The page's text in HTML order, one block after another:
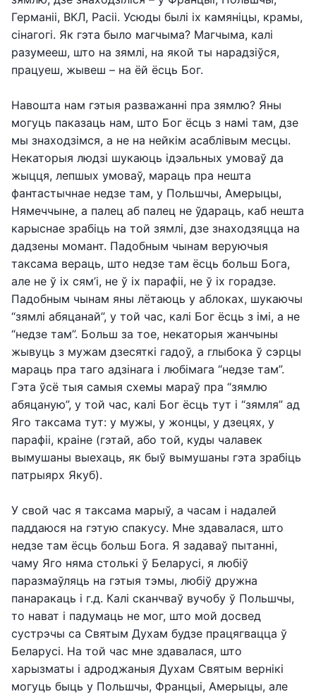
Германіі, ВКЛ, Расіі. Усюды былі іх камяніцы, крамы,
сінагогі. Як гэта было магчыма? Магчыма, калі
разумееш, што на зямлі, на якой ты нарадзіўся,
працуеш, жывеш – на ёй ёсць Бог.
Навошта нам гэтыя разважанні пра зямлю? Яны
могуць паказаць нам, што Бог ёсць з намі там, дзе
мы знаходзімся, а не на нейкім асаблівым месцы.
Некаторыя людзі шукаюць ідэальных умоваў да
жыцця, лепшых умоваў, мараць пра нешта
фантастычнае недзе там, у Польшчы, Амерыцы,
Нямеччыне, а палец аб палец не ўдараць, каб нешта
карыснае зрабіць на той зямлі, дзе знаходзяцца на
дадзены момант. Падобным чынам веруючыя
таксама вераць, што недзе там ёсць больш Бога,
але не ў іх сям’і, не ў іх парафіі, не ў іх горадзе.
Падобным чынам яны лётаюць у аблоках, шукаючы
“зямлі абяцанай”, у той час, калі Бог ёсць з імі, а не
“недзе там”. Больш за тое, некаторыя жанчыны
жывуць з мужам дзесяткі гадоў, а глыбока ў сэрцы
мараць пра таго адзінага і любімага “недзе там”.
Гэта ўсё тыя самыя схемы мараў пра “зямлю
абяцаную”, у той час, калі Бог ёсць тут і “зямля” ад
Яго таксама тут: у мужы, у жонцы, у дзецях, у
парафіі, краіне (гэтай, або той, куды чалавек
вымушаны выехаць, як быў вымушаны гэта зрабіць
патрыярх Якуб).
У свой час я таксама марыў, а часам і надалей
паддаюся на гэтую спакусу. Мне здавалася, што
недзе там ёсць больш Бога. Я задаваў пытанні,
чаму Яго няма столькі ў Беларусі, я любіў
паразмаўляць на гэтыя тэмы, любіў дружна
панаракаць і г.д. Калі сканчваў вучобу ў Польшчы,
то нават і падумаць не мог, што мой досвед
сустрэчы са Святым Духам будзе працягвацца ў
Беларусі. На той час мне здавалася, што
харызматы і адроджаныя Духам Святым вернікі
могуць быць у Польшчы, Францыі, Амерыцы, але